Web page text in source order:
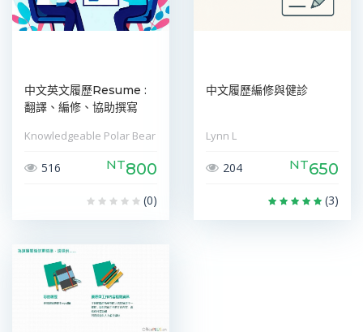
中文英文履歷Resume :
翻譯、編修、協助撰寫
Knowledgeable Polar Bear
516 NT800
(0)
中文履歷編修與健診
Lynn L
204 NT650
(3)